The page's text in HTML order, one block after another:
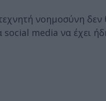
νοημοσύνη δεν
media να έχει